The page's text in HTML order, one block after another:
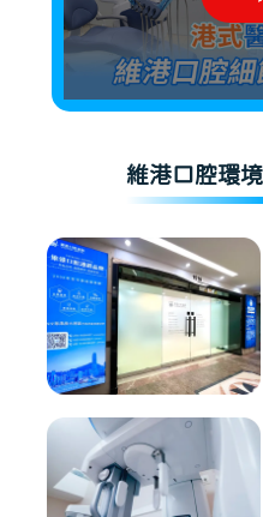
維港口腔環